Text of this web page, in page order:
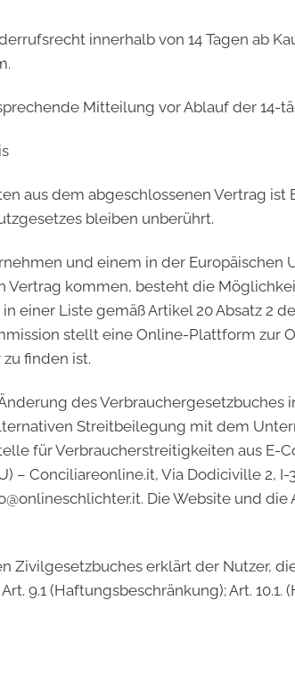
innerhalb von 14 Tagen ab
Mitteilung vor Ablauf der 14-
aus dem abgeschlossenen Vertrag ist
bleiben unberührt.
und einem in der Europäischen
Vertrag kommen, besteht die
einer Liste gemäß Artikel 20 Absatz 2
stellt eine Online-Plattform zur
finden ist.
des
Streitbeilegung mit dem
für Verbraucherstreitigkeiten aus E-
Conciliareonline.it, Via Dodiciville 2, I-
Die Website und
Zivilgesetzbuches erklärt der Nutzer,
9.1 (Haftungsbeschränkung); Art.